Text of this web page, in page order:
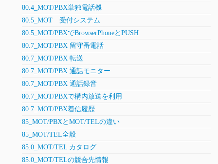
80.4_MOT/PBX単独電話機
80.5_MOT 受付システム
80.5_MOT/PBXでBrowserPhoneとPUSH
80.7_MOT/PBX 留守番電話
80.7_MOT/PBX 転送
80.7_MOT/PBX 通話モニター
80.7_MOT/PBX 通話録音
80.7_MOT/PBXで構内放送を利用
80.7_MOT/PBX着信履歴
85_MOT/PBXとMOT/TELの違い
85_MOT/TEL全般
85.0_MOT/TEL カタログ
85.0_MOT/TELの競合先情報